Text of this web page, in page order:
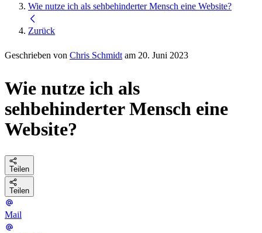
Wie nutze ich als sehbehinderter Mensch eine Website?
Zurück
Geschrieben von Chris Schmidt am 20. Juni 2023
Wie nutze ich als
sehbehinderter Mensch eine
Website?
Teilen
Teilen
Mail